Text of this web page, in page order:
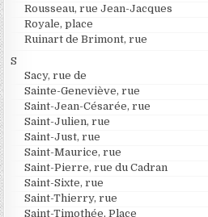
Rousseau, rue Jean-Jacques
Royale, place
Ruinart de Brimont, rue
S
Sacy, rue de
Sainte-Geneviève, rue
Saint-Jean-Césarée, rue
Saint-Julien, rue
Saint-Just, rue
Saint-Maurice, rue
Saint-Pierre, rue du Cadran
Saint-Sixte, rue
Saint-Thierry, rue
Saint-Timothée, Place